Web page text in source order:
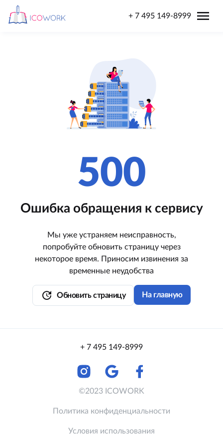
+ 7 495 149-8999 menu
500
Ошибка обращения к сервису
Мы уже устраняем неисправность,
попробуйте обновить страницу через
некоторое время. Приносим извинения за
временные неудобства
update Обновить страницу На главную
+ 7 495 149-8999
©2023 ICOWORK
Политика конфиденциальности
Условия использования